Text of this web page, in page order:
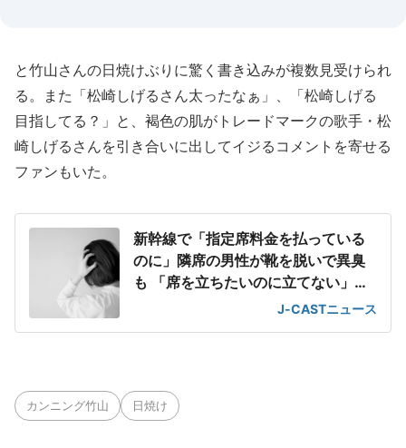
と竹山さんの日焼けぶりに驚く書き込みが複数見受けられ
る。また「松崎しげるさん太ったなぁ」、「松崎しげる
目指してる？」と、褐色の肌がトレードマークの歌手・松
崎しげるさんを引き合いに出してイジるコメントを寄せる
ファンもいた。
新幹線で「指定席料金を払っている
のに」隣席の男性が靴を脱いで異臭
も 「席を立ちたいのに立てない」息
J-CASTニュース
カンニング竹山 日焼け